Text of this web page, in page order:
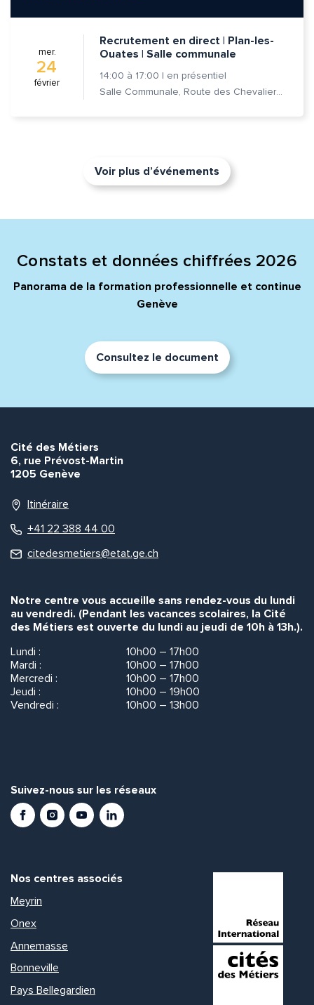
mer.
24
février
Recrutement en direct | Plan-les-
Ouates | Salle communale
14:00 à 17:00 | en présentiel
Salle Communale, Route des Chevaliers-de-Malte 7, 1228 Plan-les-Ouates
Voir plus d’événements
Constats et données chiffrées 2026
Panorama de la formation professionnelle et continue
Genève
Consultez le document
Cité des Métiers
6, rue Prévost-Martin
1205 Genève
Itinéraire
+41 22 388 44 00
citedesmetiers@etat.ge.ch
Notre centre vous accueille sans rendez-vous du lundi
au vendredi. (Pendant les vacances scolaires, la Cité
des Métiers est ouverte du lundi au jeudi de 10h à 13h.).
Lundi :
10h00 – 17h00
Mardi :
10h00 – 17h00
Mercredi :
10h00 – 17h00
Jeudi :
10h00 – 19h00
Vendredi :
10h00 – 13h00
Suivez-nous sur les réseaux
FacebookInstagramYoutubeLinkedIn
Nos centres associés
Meyrin
Onex
Annemasse
Bonneville
Pays Bellegardien